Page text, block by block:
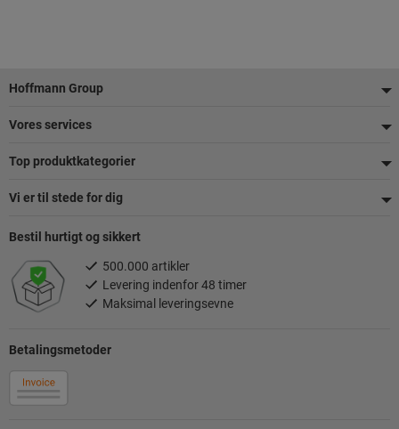
Footer
Hoffmann Group
Vores services
Top produktkategorier
Vi er til stede for dig
Betalingsmetoder
Bestil hurtigt og sikkert
500.000 artikler
Levering indenfor 48 timer
Maksimal leveringsevne